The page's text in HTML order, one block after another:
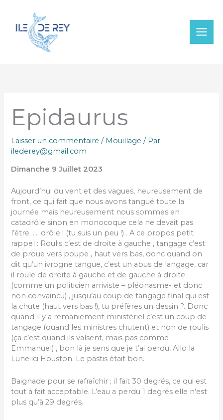
contenu
Epidaurus
Laisser un commentaire / Mouillage / Par
ilederey@gmail.com
Dimanche 9 Juillet 2023
Aujourd’hui du vent et des vagues, heureusement de
front, ce qui fait que nous avons tangué toute la
journée mais heureusement nous sommes en
catadrôle sinon en monocoque cela ne devait pas
l’être ….. drôle ! (tu suis un peu !) . A ce propos petit
rappel : Roulis c’est de droite à gauche , tangage c’est
de proue vers poupe , haut vers bas, donc quand on
dit qu’un ivrogne tangue, c’est un abus de langage, car
il roule de droite à gauche et de gauche à droite
(comme un politicien arriviste – pléonasme- et donc
non convaincu) , jusqu’au coup de tangage final qui est
la chute (haut vers bas !), tu préfères un dessin ?. Donc
quand il y a remaniement ministériel c’est un coup de
tangage (quand les ministres chutent) et non de roulis
(ça c’est quand ils valsent, mais pas comme
Emmanuel) , bon là je sens que je t’ai perdu, Allo la
Lune ici Houston. Le pastis était bon.
Baignade pour se rafraîchir ; il fait 30 degrés, ce qui est
tout à fait acceptable. L’eau a perdu 1 degrés elle n’est
plus qu’à 29 degrés.